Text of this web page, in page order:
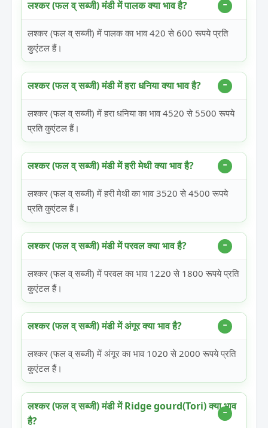
लश्कर (फल व् सब्जी) मंडी में पालक क्या भाव है?
लश्कर (फल व् सब्जी) में पालक का भाव 420 से 600 रूपये प्रति
कुएंटल हैं।
लश्कर (फल व् सब्जी) मंडी में हरा धनिया क्या भाव है?
लश्कर (फल व् सब्जी) में हरा धनिया का भाव 4520 से 5500 रूपये
प्रति कुएंटल हैं।
लश्कर (फल व् सब्जी) मंडी में हरी मेथी क्या भाव है?
लश्कर (फल व् सब्जी) में हरी मेथी का भाव 3520 से 4500 रूपये
प्रति कुएंटल हैं।
लश्कर (फल व् सब्जी) मंडी में परवल क्या भाव है?
लश्कर (फल व् सब्जी) में परवल का भाव 1220 से 1800 रूपये प्रति
कुएंटल हैं।
लश्कर (फल व् सब्जी) मंडी में अंगूर क्या भाव है?
लश्कर (फल व् सब्जी) में अंगूर का भाव 1020 से 2000 रूपये प्रति
कुएंटल हैं।
लश्कर (फल व् सब्जी) मंडी में Ridge gourd(Tori) क्या भाव
है?